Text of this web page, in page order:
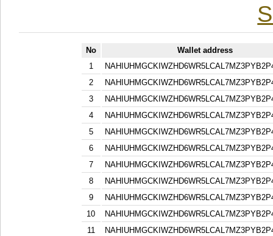
No
Wallet address
1
2
3
4
5
6
7
8
9
10
11